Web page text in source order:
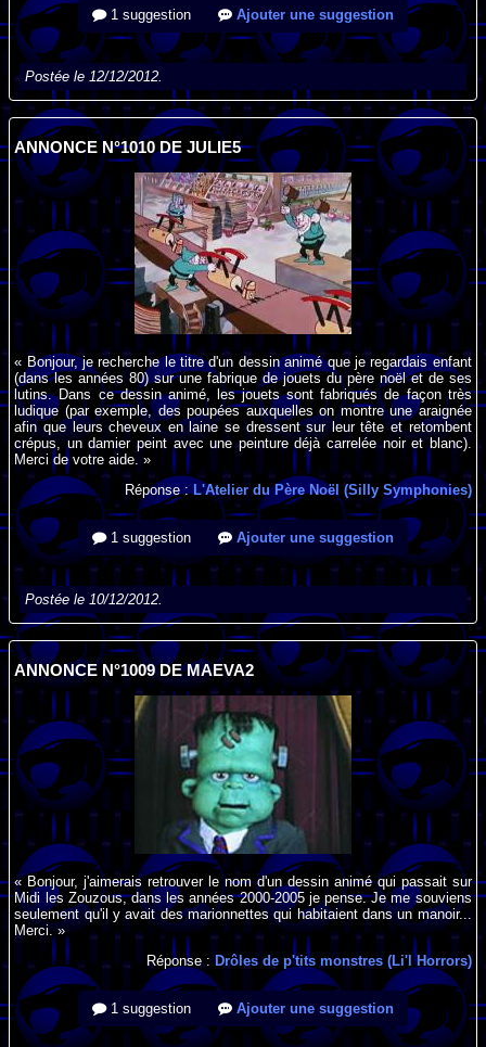
1 suggestion Ajouter une suggestion
Postée le 12/12/2012.
ANNONCE N°1010 DE JULIE5
« Bonjour, je recherche le titre d'un dessin animé que je regardais enfant
(dans les années 80) sur une fabrique de jouets du père noël et de ses
lutins. Dans ce dessin animé, les jouets sont fabriqués de façon très
ludique (par exemple, des poupées auxquelles on montre une araignée
afin que leurs cheveux en laine se dressent sur leur tête et retombent
crépus, un damier peint avec une peinture déjà carrelée noir et blanc).
Merci de votre aide. »
Réponse :L'Atelier du Père Noël (Silly Symphonies)
1 suggestion Ajouter une suggestion
Postée le 10/12/2012.
ANNONCE N°1009 DE MAEVA2
« Bonjour, j'aimerais retrouver le nom d'un dessin animé qui passait sur
Midi les Zouzous, dans les années 2000-2005 je pense. Je me souviens
seulement qu'il y avait des marionnettes qui habitaient dans un manoir...
Merci. »
Réponse :Drôles de p'tits monstres (Li'l Horrors)
1 suggestion Ajouter une suggestion